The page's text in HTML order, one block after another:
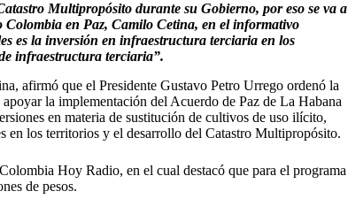
Multipropósito durante su Gobierno, por eso se va a
en Paz, Camilo Cetina, en el informativo
es la inversión en infraestructura terciaria en los
infraestructura terciaria”.
afirmó que el Presidente Gustavo Petro Urrego ordenó la
la implementación del Acuerdo de Paz de La Habana
en materia de sustitución de cultivos de uso ilícito,
en los territorios y el desarrollo del Catastro Multipropósito.
Hoy Radio, en el cual destacó que para el programa
de pesos.